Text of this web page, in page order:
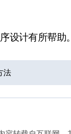
设计有所帮助。
法